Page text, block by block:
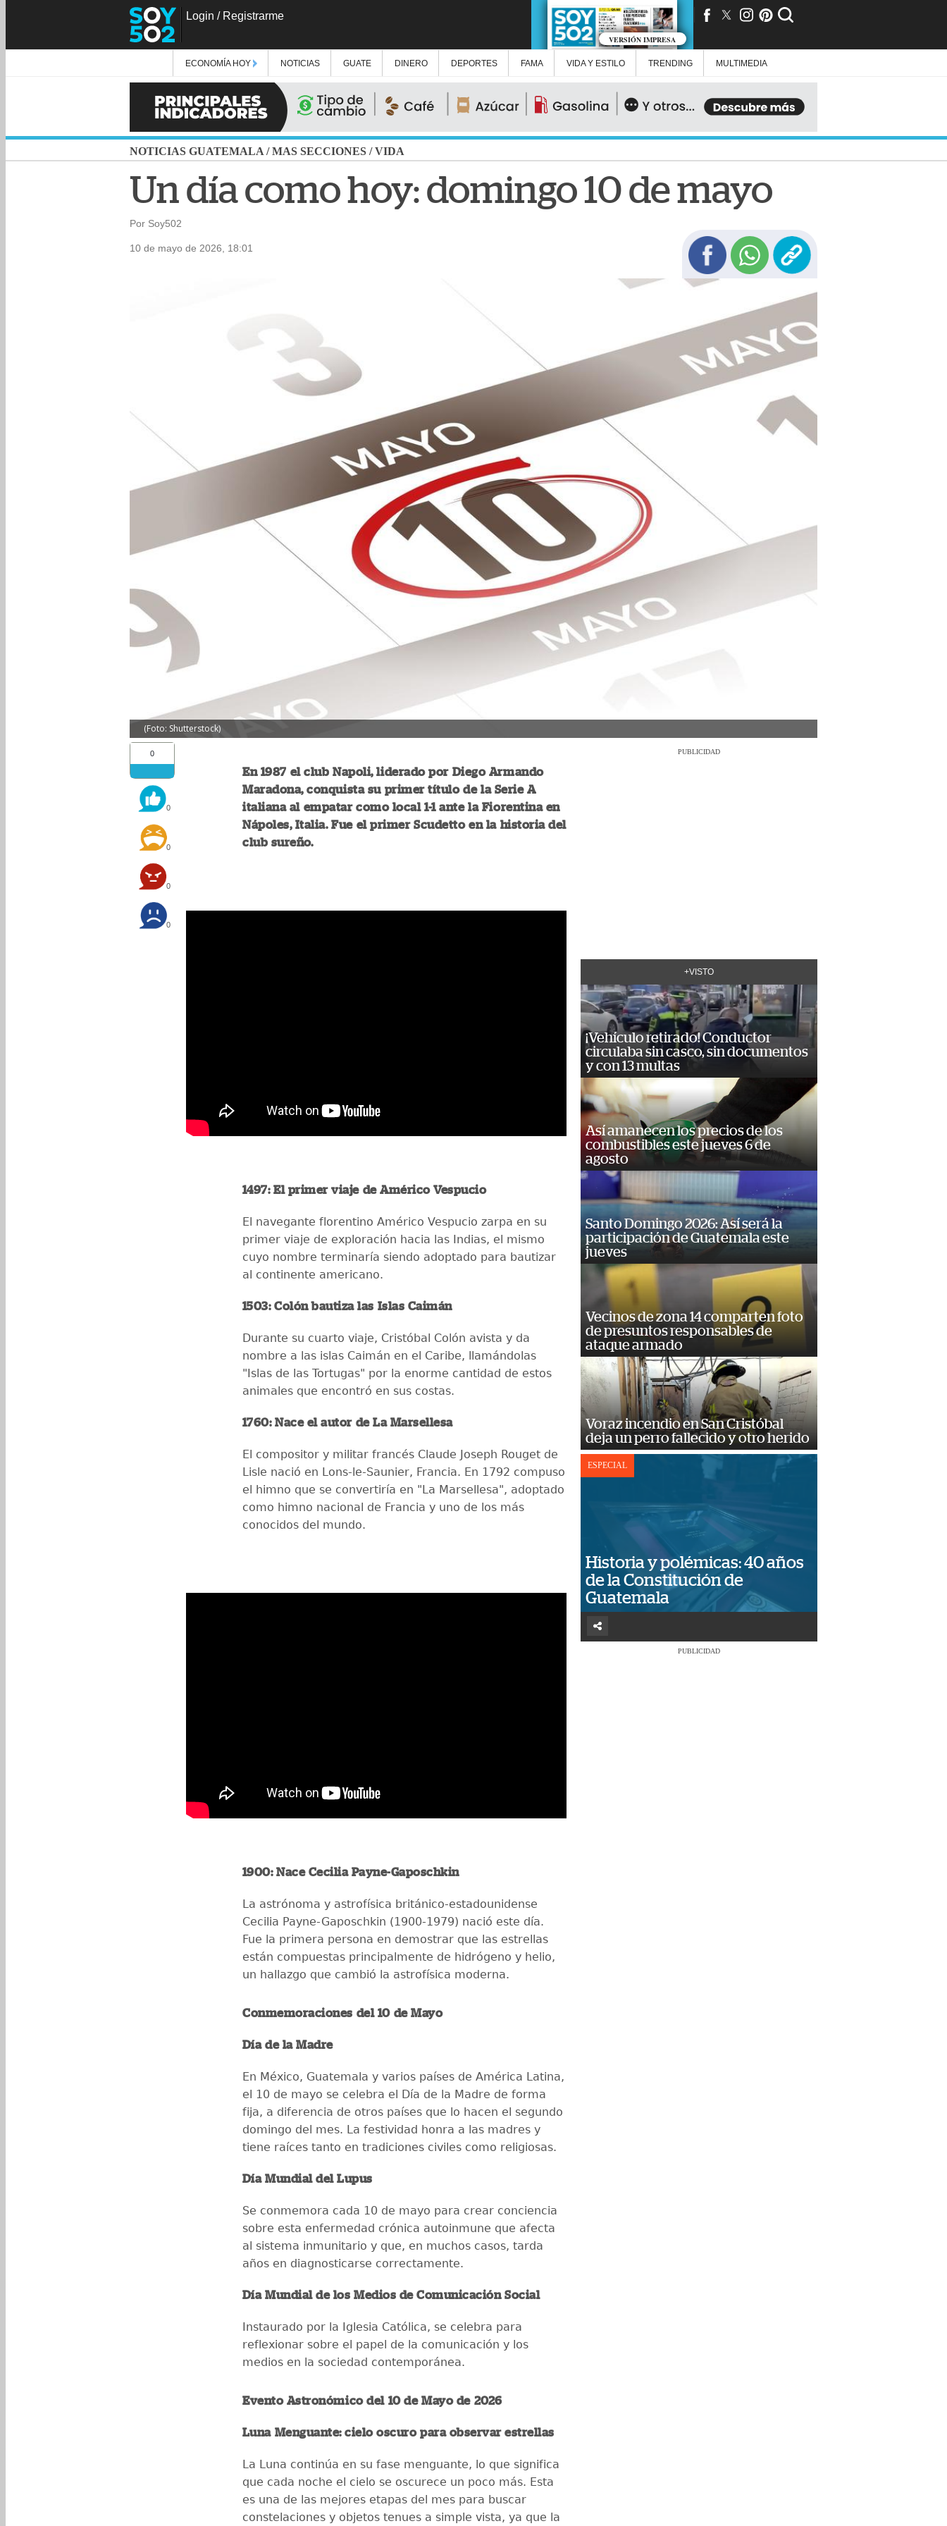
Login / Registrarme
VERSIÓN IMPRESA
ECONOMÍA HOY NOTICIAS GUATE DINERO DEPORTES FAMA VIDA Y ESTILO TRENDING MULTIMEDIA
NOTICIAS GUATEMALA /MAS SECCIONES /VIDA
Un día como hoy: domingo 10 de mayo
Por Soy502
10 de mayo de 2026, 18:01
(Foto: Shutterstock)
0
0
0
0
0
En 1987 el club Napoli, liderado por Diego Armando
Maradona, conquista su primer título de la Serie A
italiana al empatar como local 1-1 ante la Fiorentina en
Nápoles, Italia. Fue el primer Scudetto en la historia del
club sureño.
1497: El primer viaje de Américo Vespucio
El navegante florentino Américo Vespucio zarpa en su
primer viaje de exploración hacia las Indias, el mismo
cuyo nombre terminaría siendo adoptado para bautizar
al continente americano.
1503: Colón bautiza las Islas Caimán
Durante su cuarto viaje, Cristóbal Colón avista y da
nombre a las islas Caimán en el Caribe, llamándolas
"Islas de las Tortugas" por la enorme cantidad de estos
animales que encontró en sus costas.
1760: Nace el autor de La Marsellesa
El compositor y militar francés Claude Joseph Rouget de
Lisle nació en Lons-le-Saunier, Francia. En 1792 compuso
el himno que se convertiría en "La Marsellesa", adoptado
como himno nacional de Francia y uno de los más
conocidos del mundo.
1900: Nace Cecilia Payne-Gaposchkin
La astrónoma y astrofísica británico-estadounidense
Cecilia Payne-Gaposchkin (1900-1979) nació este día.
Fue la primera persona en demostrar que las estrellas
están compuestas principalmente de hidrógeno y helio,
un hallazgo que cambió la astrofísica moderna.
Conmemoraciones del 10 de Mayo
Día de la Madre
En México, Guatemala y varios países de América Latina,
el 10 de mayo se celebra el Día de la Madre de forma
fija, a diferencia de otros países que lo hacen el segundo
domingo del mes. La festividad honra a las madres y
tiene raíces tanto en tradiciones civiles como religiosas.
Día Mundial del Lupus
Se conmemora cada 10 de mayo para crear conciencia
sobre esta enfermedad crónica autoinmune que afecta
al sistema inmunitario y que, en muchos casos, tarda
años en diagnosticarse correctamente.
Día Mundial de los Medios de Comunicación Social
Instaurado por la Iglesia Católica, se celebra para
reflexionar sobre el papel de la comunicación y los
medios en la sociedad contemporánea.
Evento Astronómico del 10 de Mayo de 2026
Luna Menguante: cielo oscuro para observar estrellas
La Luna continúa en su fase menguante, lo que significa
que cada noche el cielo se oscurece un poco más. Esta
es una de las mejores etapas del mes para buscar
constelaciones y objetos tenues a simple vista, ya que la
PUBLICIDAD
+VISTO
¡Vehículo retirado! Conductor
circulaba sin casco, sin documentos
y con 13 multas
Así amanecen los precios de los
combustibles este jueves 6 de
agosto
Santo Domingo 2026: Así será la
participación de Guatemala este
jueves
Vecinos de zona 14 comparten foto
de presuntos responsables de
ataque armado
Voraz incendio en San Cristóbal
deja un perro fallecido y otro herido
ESPECIAL
Historia y polémicas: 40 años
de la Constitución de
Guatemala
PUBLICIDAD